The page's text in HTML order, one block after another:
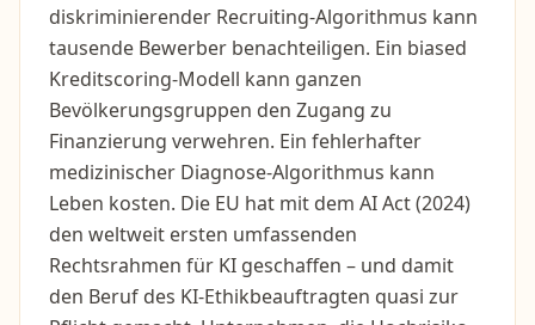
diskriminierender Recruiting-Algorithmus kann
tausende Bewerber benachteiligen. Ein biased
Kreditscoring-Modell kann ganzen
Bevölkerungsgruppen den Zugang zu
Finanzierung verwehren. Ein fehlerhafter
medizinischer Diagnose-Algorithmus kann
Leben kosten. Die EU hat mit dem AI Act (2024)
den weltweit ersten umfassenden
Rechtsrahmen für KI geschaffen – und damit
den Beruf des KI-Ethikbeauftragten quasi zur